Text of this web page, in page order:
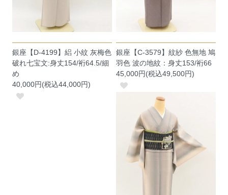
銀座【D-4199】絽 小紋 灰梅色
破れ七宝文:身丈154/裄64.5/細
め
40,000円(税込44,000円)
銀座【C-3579】紋紗 色無地 鳩
羽色 波の地紋：身丈153/裄66
45,000円(税込49,500円)